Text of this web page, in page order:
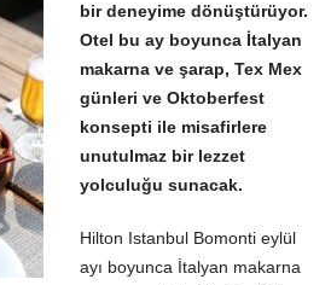
bir deneyime dönüştürüyor.
Otel bu ay boyunca İtalyan
makarna ve şarap, Tex Mex
günleri ve Oktoberfest
konsepti ile misafirlere
unutulmaz bir lezzet
yolculuğu sunacak.
Hilton Istanbul Bomonti eylül
ayı boyunca İtalyan makarna